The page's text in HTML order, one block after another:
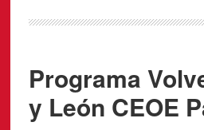
Programa
y León CEOE